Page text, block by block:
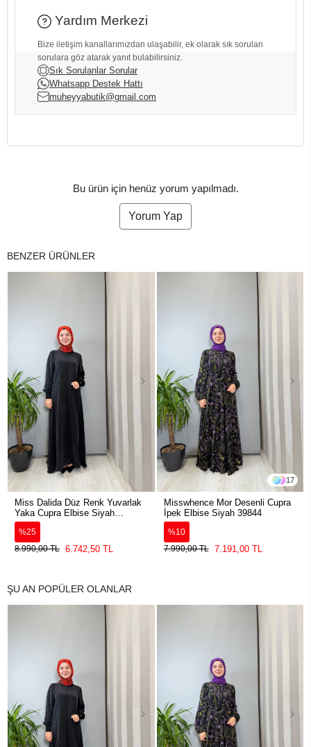
Yardım Merkezi
Bize iletişim kanallarımızdan ulaşabilir, ek olarak sık sorulan
sorulara göz atarak yanıt bulabilirsiniz.
Sık Sorulanlar Sorular
Whatsapp Destek Hattı
muheyyabutik@gmail.com
Bu ürün için henüz yorum yapılmadı.
Yorum Yap
BENZER ÜRÜNLER
Miss Dalida Düz Renk Yuvarlak
Yaka Cupra Elbise Siyah
2264304
%25
8.990,00 TL 6.742,50 TL
17
Misswhence Mor Desenli Cupra
İpek Elbise Siyah 39844
%10
7.990,00 TL
7.191,00 TL
ŞU AN POPÜLER OLANLAR